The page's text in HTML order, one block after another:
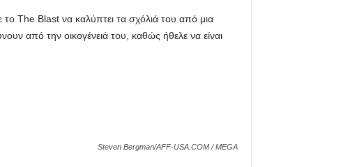
το The Blast να καλύπτει τα σχόλιά του από μια
από την οικογένειά του, καθώς ήθελε να είναι
Steven Bergman/AFF-USA.COM / MEGA